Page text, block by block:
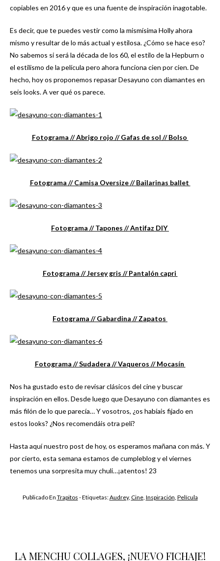
copiables en 2016 y que es una fuente de inspiración inagotable.
Es decir, que te puedes vestir como la mismísima Holly ahora
mismo y resultar de lo más actual y estilosa. ¿Cómo se hace eso?
No sabemos si será la década de los 60, el estilo de la Hepburn o
el estilismo de la película pero ahora funciona cien por cien. De
hecho, hoy os proponemos repasar Desayuno con diamantes en
seis looks. A ver qué os parece.
Fotograma // Abrigo rojo // Gafas de sol // Bolso
Fotograma // Camisa Oversize // Bailarinas ballet
Fotograma // Tapones // Antifaz DIY
Fotograma // Jersey gris // Pantalón capri
Fotograma // Gabardina // Zapatos
Fotograma // Sudadera // Vaqueros // Mocasín
Nos ha gustado esto de revisar clásicos del cine y buscar
inspiración en ellos. Desde luego que Desayuno con diamantes es
más filón de lo que parecía… Y vosotros, ¿os habíais fijado en
estos looks? ¿Nos recomendáis otra peli?
Hasta aquí nuestro post de hoy, os esperamos mañana con más. Y
por cierto, esta semana estamos de cumpleblog y el viernes
tenemos una sorpresita muy chuli…¡atentos! 23
Publicado En Trapitos - Etiquetas:Audrey, Cine, Inspiración, Película
LA MENCHU COLLAGES, ¡NUEVO FICHAJE!